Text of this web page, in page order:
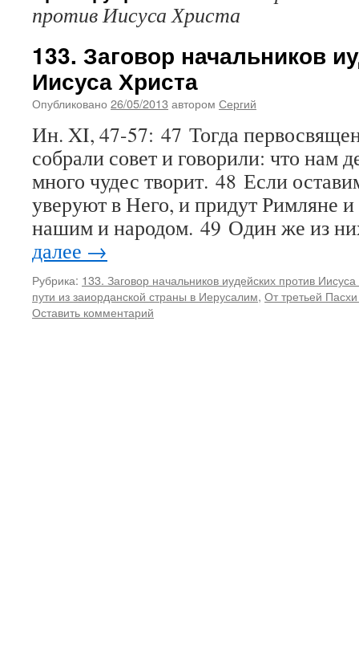
против Иисуса Христа
133. Заговор начальников
Иисуса Христа
Опубликовано 26/05/2013 автором Сергий
Ин. XI, 47-57: 47 Тогда
собрали совет и говорили: что нам
много чудес творит. 48 Если
уверуют в Него, и придут Римляне
нашим и народом. 49 Один же из
далее →
Рубрика: 133. Заговор начальников иудейских против
пути из заиорданской страны в Иерусалим, От третьей
Оставить комментарий